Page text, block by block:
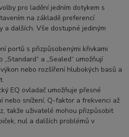
pro ladění jedním dotykem s
na základě preferencí
a dalších. Vše dostupné jediným
portů s přizpůsobenými křivkami
a „Sealed“ umožňují
nebo rozšíření hlubokých basů a
EQ ovladač umožňuje přesné
nebo snížení, Q-faktor a frekvenci až
takže uživatelé mohou přizpůsobit
nul a dalších problémů v